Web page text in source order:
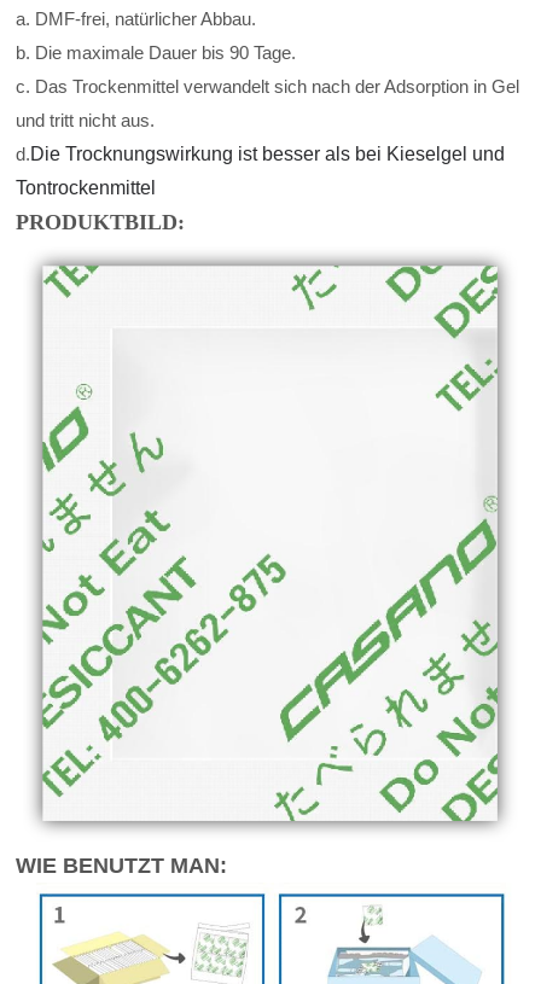
a. DMF-frei, natürlicher Abbau.
b. Die maximale Dauer bis 90 Tage.
c. Das Trockenmittel verwandelt sich nach der Adsorption in Gel
und tritt nicht aus.
d.Die Trocknungswirkung ist besser als bei Kieselgel und
Tontrockenmittel
PRODUKTBILD:
WIE BENUTZT MAN: